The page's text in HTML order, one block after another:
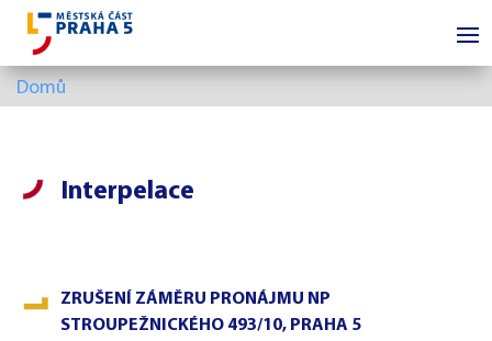
Domů
Interpelace
ZRUŠENÍ ZÁMĚRU PRONÁJMU NP
STROUPEŽNICKÉHO 493/10, PRAHA 5